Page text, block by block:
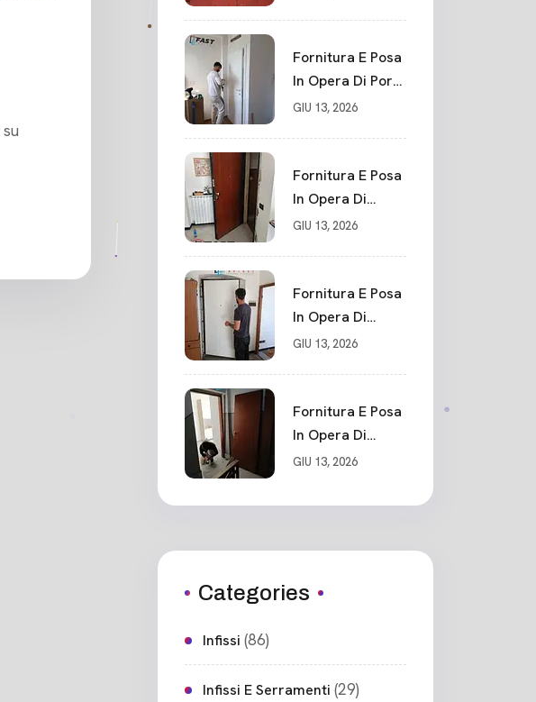
Blindato
Spessore 44 Mm
Serratura
Fornitura E Posa
In Opera Di Porte
Interne Sarzana
GIU 13, 2026
Fornitura E Posa
In Opera Di
Nuovo Portone
GIU 13, 2026
Fornitura E Posa
In Opera Di
Nuovo Portone
Cadimare
GIU 13, 2026
Fornitura E Posa
In Opera Di
Nuovo Portone
Ceparana
GIU 13, 2026
Categories
Infissi (86)
Infissi E Serramenti (29)